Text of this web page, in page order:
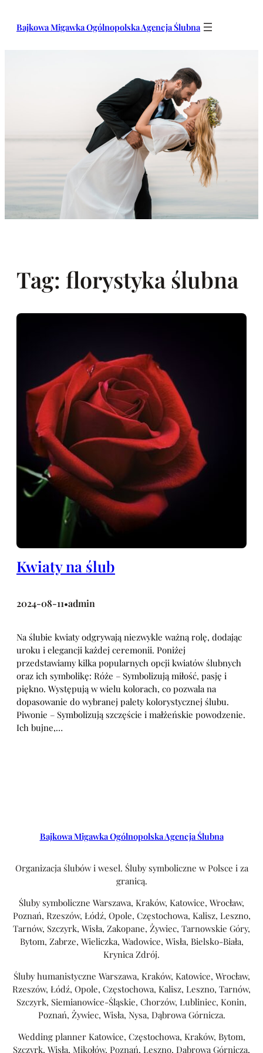
Bajkowa Migawka Ogólnopolska Agencja Ślubna
Tag: florystyka ślubna
Kwiaty na ślub
2024-08-11•admin
Na ślubie kwiaty odgrywają niezwykle ważną rolę, dodając
uroku i elegancji każdej ceremonii. Poniżej
przedstawiamy kilka popularnych opcji kwiatów ślubnych
oraz ich symbolikę: Róże – Symbolizują miłość, pasję i
piękno. Występują w wielu kolorach, co pozwala na
dopasowanie do wybranej palety kolorystycznej ślubu.
Piwonie – Symbolizują szczęście i małżeńskie powodzenie.
Ich bujne,…
Bajkowa Migawka Ogólnopolska Agencja Ślubna
Organizacja ślubów i wesel. Śluby symboliczne w Polsce i za
granicą.
Śluby symboliczne Warszawa, Kraków, Katowice, Wrocław,
Poznań, Rzeszów, Łódź, Opole, Częstochowa, Kalisz, Leszno,
Tarnów, Szczyrk, Wisła, Zakopane, Żywiec, Tarnowskie Góry,
Bytom, Zabrze, Wieliczka, Wadowice, Wisła, Bielsko-Biała,
Krynica Zdrój.
Śluby humanistyczne Warszawa, Kraków, Katowice, Wrocław,
Rzeszów, Łódź, Opole, Częstochowa, Kalisz, Leszno, Tarnów,
Szczyrk, Siemianowice-Śląskie, Chorzów, Lubliniec, Konin,
Poznań, Żywiec, Wisła, Nysa, Dąbrowa Górnicza.
Wedding planner Katowice, Częstochowa, Kraków, Bytom,
Szczyrk, Wisła, Mikołów, Poznań, Leszno, Dąbrowa Górnicza,